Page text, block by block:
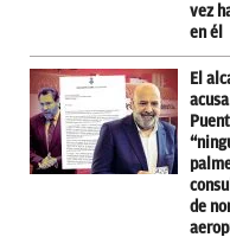
vez
en él
El
de